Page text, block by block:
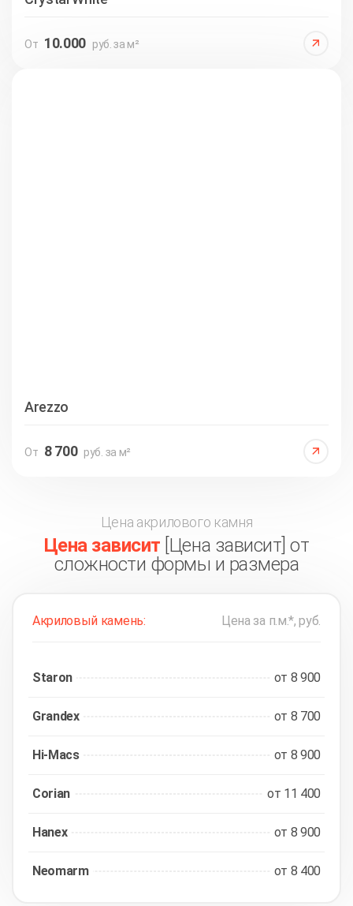
От 10.000 руб. за м²
Arezzo
От 8 700 руб. за м²
Цена акрилового камня
Цена зависит [Цена зависит] от
сложности формы и размера
Акриловый камень: Цена за п.м.*, руб.
Staron от 8 900
Grandex от 8 700
Hi-Macs от 8 900
Corian от 11 400
Hanex от 8 900
Neomarm от 8 400